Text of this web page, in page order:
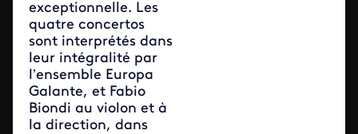
exceptionnelle. Les
quatre concertos
sont interprétés dans
leur intégralité par
l’ensemble Europa
Galante, et Fabio
Biondi au violon et à
la direction, dans